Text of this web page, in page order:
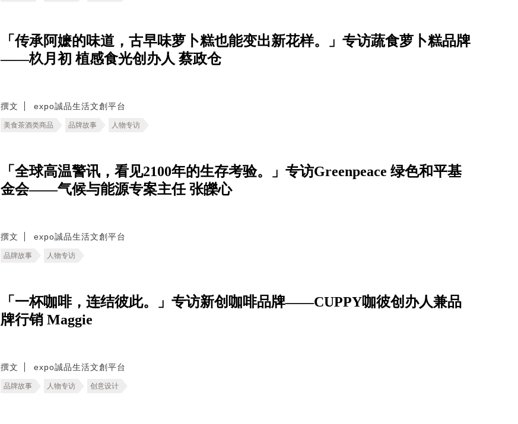
「传承阿嬷的味道，古早味萝卜糕也能变出新花样。」专访蔬食萝卜糕品牌
——杦月初 植感食光创办人 蔡政仓
撰文 expo誠品生活文創平台
美食茶酒类商品 品牌故事 人物专访
「全球高温警讯，看见2100年的生存考验。」专访Greenpeace 绿色和平基
金会——气候与能源专案主任 张皪心
撰文 expo誠品生活文創平台
品牌故事 人物专访
「一杯咖啡，连结彼此。」专访新创咖啡品牌——CUPPY咖彼创办人兼品
牌行销 Maggie
撰文 expo誠品生活文創平台
品牌故事 人物专访 创意设计